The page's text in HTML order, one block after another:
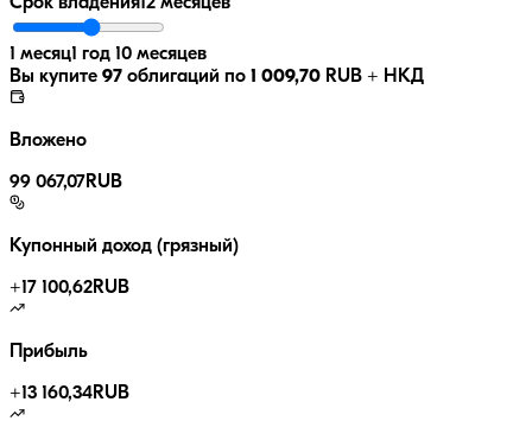
1 месяц1 год 10 месяцев
Вы купите 97 облигаций по 1 009,70 RUB + НКД
Вложено
99 067,07RUB
Купонный доход (грязный)
+17 100,62RUB
Прибыль
+13 160,34RUB